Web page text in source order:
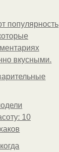
популярность
вкусными.
10